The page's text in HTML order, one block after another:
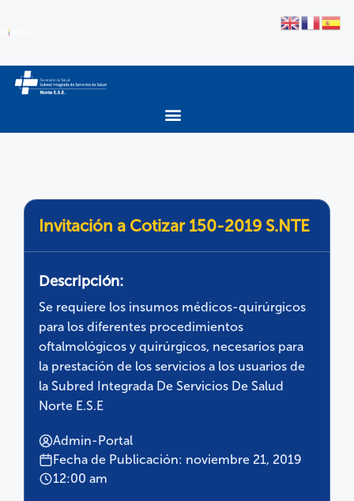
Invitación a Cotizar 150-2019 S.NTE
Descripción:
Se requiere los insumos médicos-quirúrgicos
para los diferentes procedimientos
oftalmológicos y quirúrgicos, necesarios para
la prestación de los servicios a los usuarios de
la Subred Integrada De Servicios De Salud
Norte E.S.E
Admin-Portal
Fecha de Publicación: noviembre 21, 2019
12:00 am